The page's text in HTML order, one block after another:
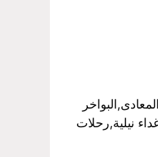
نيلية,رحلات